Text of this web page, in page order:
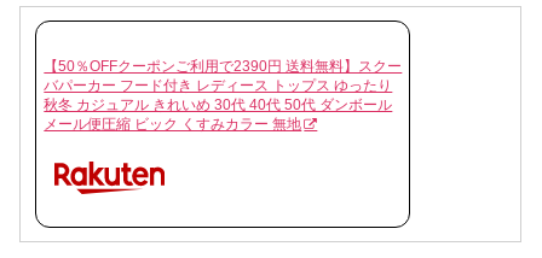
【50％OFFクーポンご利用で2390円 送料無料】スクー
バパーカー フード付き レディース トップス ゆったり
秋冬 カジュアル きれいめ 30代 40代 50代 ダンボール
メール便圧縮 ビック くすみカラー 無地